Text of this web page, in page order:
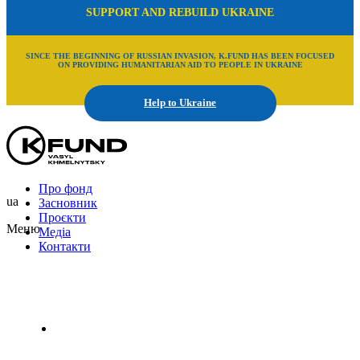
SUPPORT AND REBUILD UKRAINE
SINCE THE BEGINNING OF RUSSIAN INVASION, K.FUND HAS BEEN FOCUSED
ON PROVIDING HUMANITARIAN AID TO PEOPLE IN UKRAINE
Help to Ukraine
Про фонд
Засновник
Проєкти
Медіа
Контакти
ua
Меню